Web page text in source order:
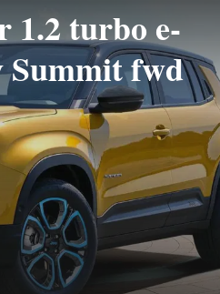
1.2 turbo e-
Summit fwd